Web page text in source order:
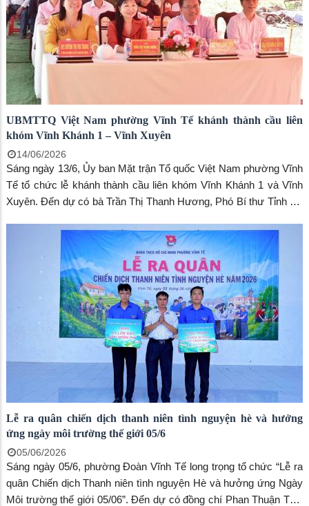
UBMTTQ Việt Nam phường Vĩnh Tế khánh thành cầu liên
khóm Vĩnh Khánh 1 – Vĩnh Xuyên
14/06/2026
Sáng ngày 13/6, Ủy ban Mặt trận Tổ quốc Việt Nam phường Vĩnh
Tế tổ chức lễ khánh thành cầu liên khóm Vĩnh Khánh 1 và Vĩnh
Xuyên. Đến dự có bà Trần Thị Thanh Hương, Phó Bí thư Tỉnh ủy,
công Cường, Bí thư Đảng ủy, Chủ tịch HĐND phường Vĩnh Tế.
Lễ ra quân chiến dịch thanh niên tình nguyện hè và hưởng
ứng ngày môi trường thế giới 05/6
05/06/2026
Sáng ngày 05/6, phường Đoàn Vĩnh Tế long trọng tổ chức “Lễ ra
quân Chiến dịch Thanh niên tình nguyện Hè và hưởng ứng Ngày
Môi trường thế giới 05/06”. Đến dự có đồng chí Phan Thuận Thái